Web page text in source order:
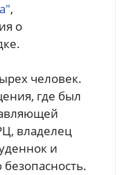
,
о
человек.
где был
владелец
и